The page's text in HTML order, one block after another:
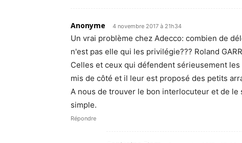
Anonyme 4 novembre 2017 à 21h34
Un vrai problème chez Adecco: combien de
n'est pas elle qui les privilégie??? Roland
Celles et ceux qui défendent sérieusement
mis de côté et il leur est proposé des petits
A nous de trouver le bon interlocuteur et de
simple.
Répondre